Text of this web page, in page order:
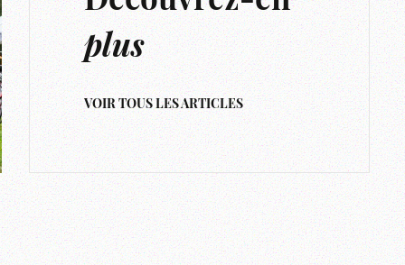
plus
VOIR TOUS LES ARTICLES